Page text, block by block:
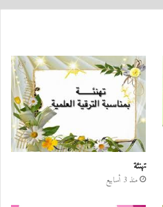
تهنئة
منذ 3 أسابيع